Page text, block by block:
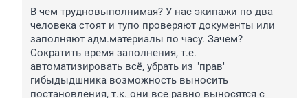
В чем трудновыполнимая? У нас экипажи по два
человека стоят и тупо проверяют документы или
заполняют адм.материалы по часу. Зачем?
Сократить время заполнения, т.е.
автоматизировать всё, убрать из "прав"
гибыдыдшника возможность выносить
постановления, т.к. они все равно выносятся с